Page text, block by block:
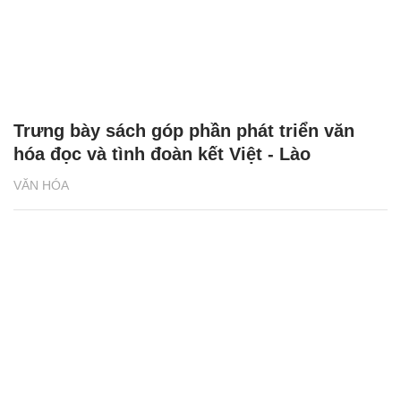
VĂN HÓA
Trưng bày sách góp phần phát triển văn
hóa đọc và tình đoàn kết Việt - Lào